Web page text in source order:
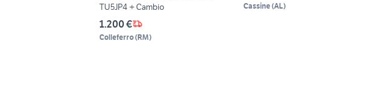
TU5JP4 + Cambio
1.200 €
Colleferro(RM)
Cassine(AL)